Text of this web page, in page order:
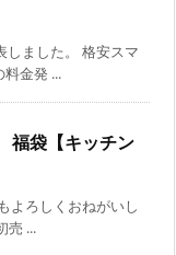
しました。 格安スマ
金発 ...
福袋【キッチン
よろしくおねがいし
売 ...